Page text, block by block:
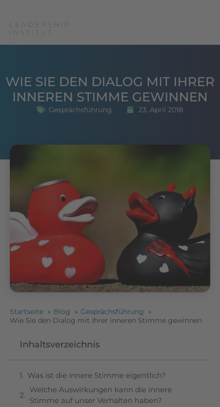
WIE SIE DEN DIALOG MIT IHRER
INNEREN STIMME GEWINNEN
Gesprächsführung 23. April 2018
Startseite Blog
Gesprächsführung
Wie Sie den Dialog mit Ihrer inneren Stimme gewinnen
Inhaltsverzeichnis
Was ist die innere Stimme eigentlich?
Welche Auswirkungen kann die innere
Stimme auf unser Verhalten haben?